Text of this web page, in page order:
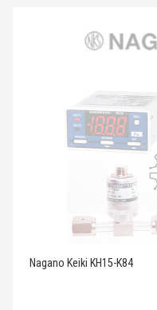
Nagano Keiki KH15-K84